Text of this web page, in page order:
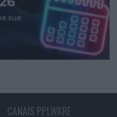
CANAIS PPLWARE